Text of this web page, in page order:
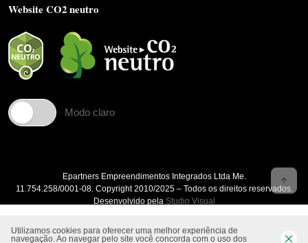
Website CO2 neutro
Modo claro
Epartners Empreendimentos Integrados Ltda Me.
11.754.258/0001‐08. Copyright 2010/2025 – Todos os direitos reservados.
Desenvolvido pela Studio Visual
Utilizamos cookies para oferecer uma melhor experiência de
navegação. Ao navegar pelo site você concorda com o uso dos